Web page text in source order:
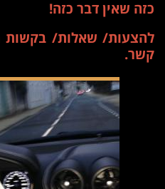
כזה שאין דבר כזה!
להצעות/ שאלות/ בקשות
קשר.